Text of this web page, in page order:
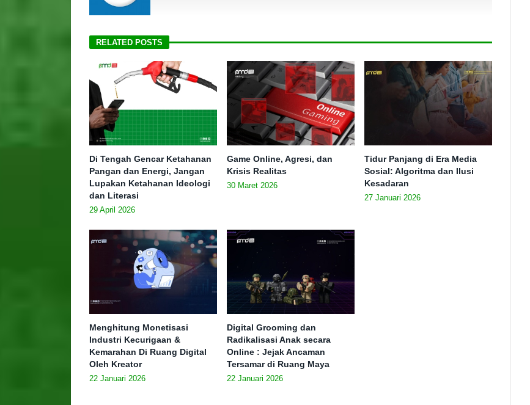
RELATED POSTS
Di Tengah Gencar Ketahanan
Pangan dan Energi, Jangan
Lupakan Ketahanan Ideologi
dan Literasi
29 April 2026
Game Online, Agresi, dan
Krisis Realitas
30 Maret 2026
Tidur Panjang di Era Media
Sosial: Algoritma dan Ilusi
Kesadaran
27 Januari 2026
Menghitung Monetisasi
Industri Kecurigaan &
Kemarahan Di Ruang Digital
Oleh Kreator
22 Januari 2026
Digital Grooming dan
Radikalisasi Anak secara
Online : Jejak Ancaman
Tersamar di Ruang Maya
22 Januari 2026